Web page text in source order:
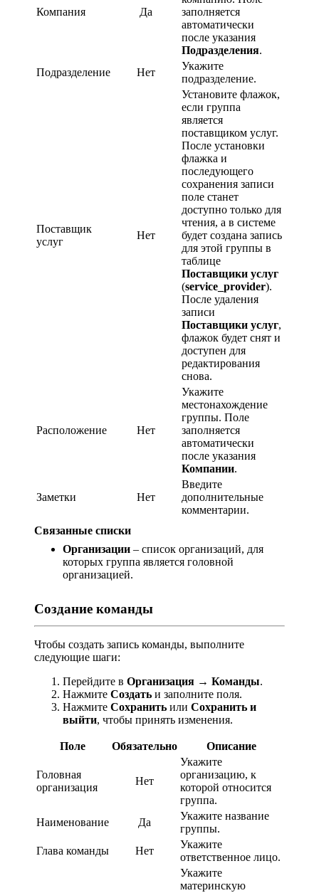
Компания Да
заполняется
автоматически
после указания
Подразделения.
Подразделение
Нет
Укажите
подразделение.
Поставщик
услуг
Нет
Установите флажок,
если группа
является
поставщиком услуг.
После установки
флажка и
последующего
сохранения записи
поле станет
доступно только для
чтения, а в системе
будет создана запись
для этой группы в
таблице
Поставщики услуг
(service_provider).
После удаления
записи
Поставщики услуг,
флажок будет снят и
доступен для
редактирования
снова.
Расположение Нет
Укажите
местонахождение
группы. Поле
заполняется
автоматически
после указания
Компании.
Заметки Нет
Введите
дополнительные
комментарии.
Связанные списки
Организации – список организаций, для
которых группа является головной
организацией.
Создание команды
Чтобы создать запись команды, выполните
следующие шаги:
Перейдите в Организация → Команды.
Нажмите Создать и заполните поля.
Нажмите Сохранить или Сохранить и
выйти, чтобы принять изменения.
Поле Обязательно Описание
Головная
организация
Нет
Укажите
организацию, к
которой относится
группа.
Наименование
Да
Укажите название
группы.
Глава команды
Нет
Укажите
ответственное лицо.
Укажите
материнскую